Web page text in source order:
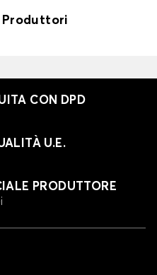
Produttori
CON DPD
U.E.
PRODUTTORE